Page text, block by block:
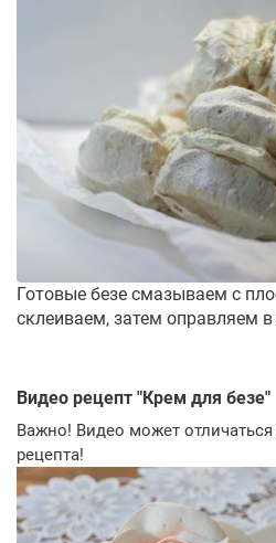
Готовые безе смазываем с
склеиваем, затем оправляем
Видео рецепт "Крем для безе"
Важно! Видео может отличаться
рецепта!